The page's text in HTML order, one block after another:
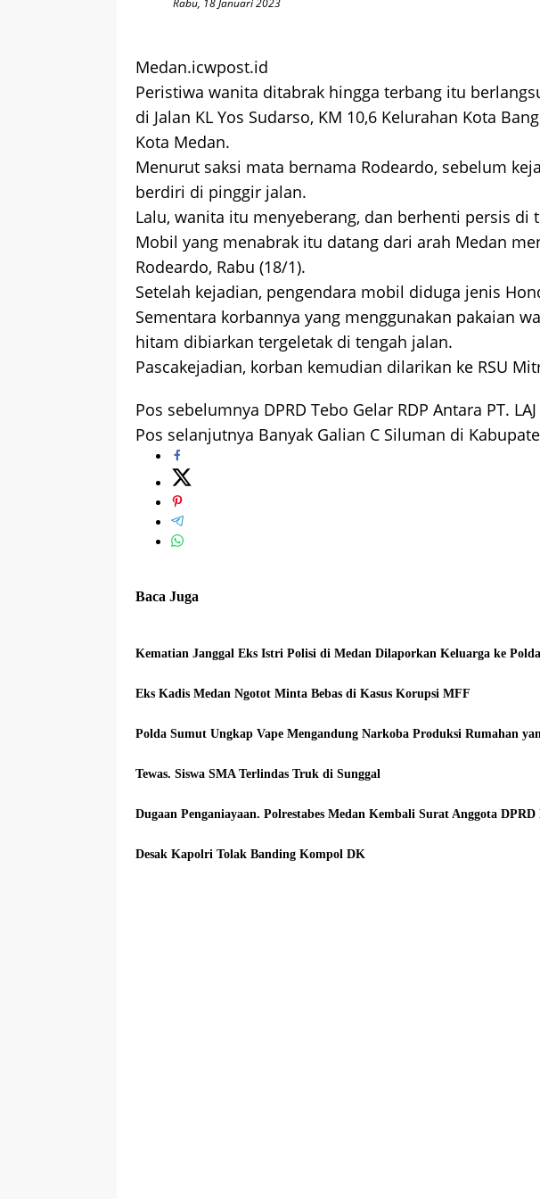
Rabu, 18 Januari 2023
Medan.icwpost.id
Peristiwa wanita ditabrak hingga terbang itu
di Jalan KL Yos Sudarso, KM 10,6 Kelurahan Kota
Kota Medan.
Menurut saksi mata bernama Rodeardo, sebelum
berdiri di pinggir jalan.
Lalu, wanita itu menyeberang, dan berhenti persis di
Mobil yang menabrak itu datang dari arah Medan
Rodeardo, Rabu (18/1).
Setelah kejadian, pengendara mobil diduga jenis
Sementara korbannya yang menggunakan pakaian
hitam dibiarkan tergeletak di tengah jalan.
Pascakejadian, korban kemudian dilarikan ke RSU
Navigasi
pos
Pos sebelumnya DPRD Tebo Gelar RDP Antara PT.
Pos selanjutnya Banyak Galian C Siluman di
Baca Juga
Kematian Janggal Eks Istri Polisi di Medan Dilaporkan Keluarga ke
Eks Kadis Medan Ngotot Minta Bebas di Kasus Korupsi MFF
Polda Sumut Ungkap Vape Mengandung Narkoba Produksi Rumahan
Tewas. Siswa SMA Terlindas Truk di Sunggal
Dugaan Penganiayaan. Polrestabes Medan Kembali Surat Anggota DPRD
Desak Kapolri Tolak Banding Kompol DK